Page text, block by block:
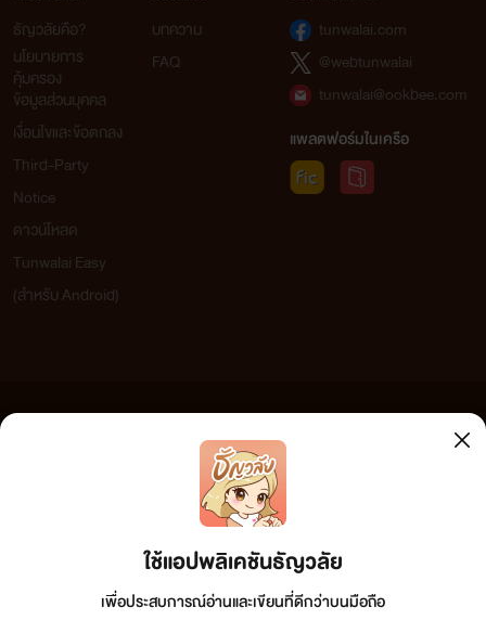
ใช้แอปพลิเคชันธัญวลัย
เพื่อประสบการณ์อ่านและเขียนที่ดีกว่าบนมือถือ
ธัญวลัยคือ?
นโยบายการ
คุ้มครอง
ข้อมูลส่วนบุคคล
เงื่อนไขและข้อตกลง
Third-Party
Notice
ดาวน์โหลด
Tunwalai Easy
(สำหรับ Android)
บทความ
FAQ
tunwalai.com
@webtunwalai
tunwalai@ookbee.com
แพลตฟอร์มในเครือ
เว็บไซต์แห่งนี้ไม่ได้เห็นด้วยและไม่ขอรับผิดชอบต่อข้อความใดๆ ทั้งสิ้น ดังนั้นผู้อ่านทุกท่านโปรดใช้
วิจารณญาณในการกลั่นกรองด้วยตนเอง และหากท่านพบข้อความใดๆ ที่ขัดต่อกฎหมายและศีลธรรม
เพื่อทีมงานจะได้ดำเนินการในทันที ทั้งนี้ ทางเว็บไซต์ขอสงวน
ลิขสิทธิ์ตามพระราชบัญญัติลิขสิทธิ์ (ฉบับเพิ่มเติม) พ.ศ.2558